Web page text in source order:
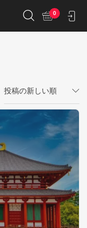
0
投稿の新しい順